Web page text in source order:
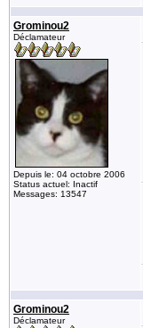
Grominou2
Déclamateur
Depuis le: 04 octobre 2006
Status actuel: Inactif
Messages: 13547
Grominou2
Déclamateur